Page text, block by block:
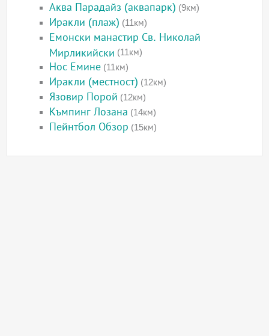
Аква Парадайз (аквапарк) (9км)
Иракли (плаж) (11км)
Емонски манастир Св. Николай
Мирликийски (11км)
Нос Емине (11км)
Иракли (местност) (12км)
Язовир Порой (12км)
Къмпинг Лозана (14км)
Пейнтбол Обзор (15км)